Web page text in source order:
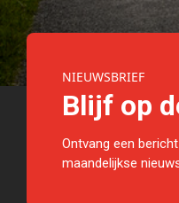
NIEUWSBRIEF
Blijf op
Ontvang een
maandelijkse